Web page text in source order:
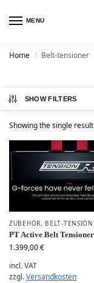
MENU
Home / Belt-tensioner
SHOW FILTERS
Showing the single result
ZUBEHÖR, BELT-
PT Active Belt Tensioner
1.399,00€
incl. VAT
zzgl.Versandkosten